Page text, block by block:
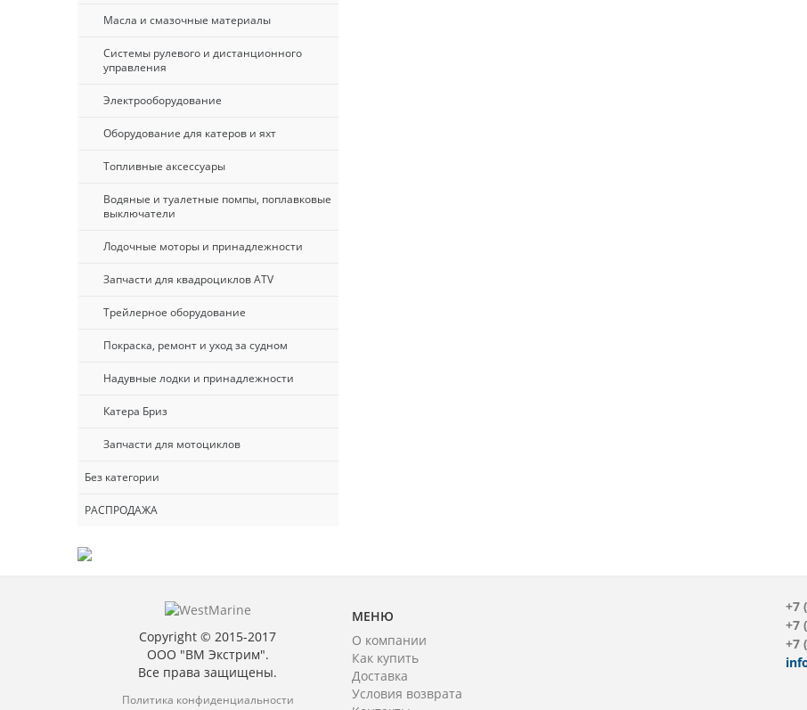
Масла и смазочные материалы
Системы рулевого и дистанционного
управления
Электрооборудование
Оборудование для катеров и яхт
Топливные аксессуары
Водяные и туалетные помпы, поплавковые
выключатели
Лодочные моторы и принадлежности
Запчасти для квадроциклов ATV
Трейлерное оборудование
Покраска, ремонт и уход за судном
Надувные лодки и принадлежности
Катера Бриз
Запчасти для мотоциклов
Без категории
РАСПРОДАЖА
Copyright © 2015-2017
ООО "ВМ Экстрим".
Все права защищены.
Политика конфиденциальности
МЕНЮ
О компании
Как купить
Доставка
Условия возврата
+7
+7
+7